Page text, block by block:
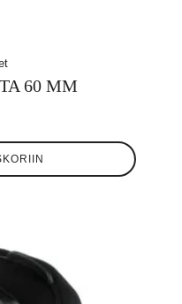
60 MM